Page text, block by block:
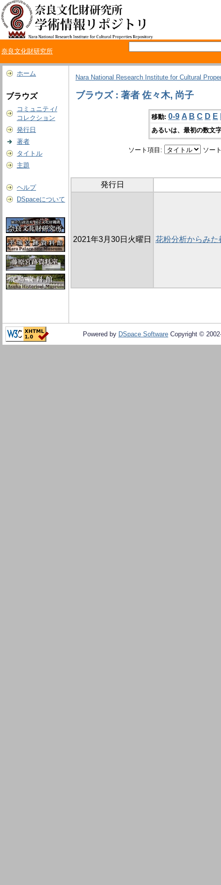
奈良文化財研究所
ホーム
ブラウズ
コミュニティ/
コレクション
発行日
著者
タイトル
主題
ヘルプ
DSpaceについて
Nara National Research Institute for Cultural
ブラウズ : 著者 佐々木, 尚子
移動: 0-9 A B C D E
あるいは、最初の数文
ソート項目: ソー
発行日
2021年3月30日火曜日 花粉分析からみ
Powered by DSpace Software Copyright ©